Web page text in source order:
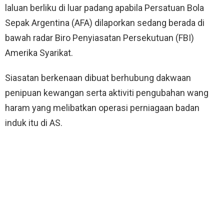
laluan berliku di luar padang apabila Persatuan Bola
Sepak Argentina (AFA) dilaporkan sedang berada di
bawah radar Biro Penyiasatan Persekutuan (FBI)
Amerika Syarikat.
Siasatan berkenaan dibuat berhubung dakwaan
penipuan kewangan serta aktiviti pengubahan wang
haram yang melibatkan operasi perniagaan badan
induk itu di AS.